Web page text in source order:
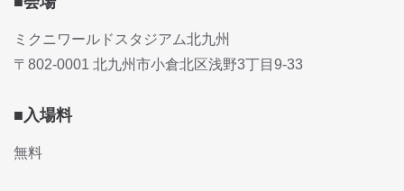
ミクニワールドスタジアム北九州
〒802-0001 北九州市小倉北区浅野3丁目9-33
■入場料
無料